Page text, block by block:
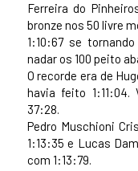
Ferreira do
bronze nos 50 livre
1:10:67 se
nadar os 100 peito
O recorde era de
havia feito
37:28.
Pedro Muschioni
1:13:35 e Lucas
com 1:13:79.